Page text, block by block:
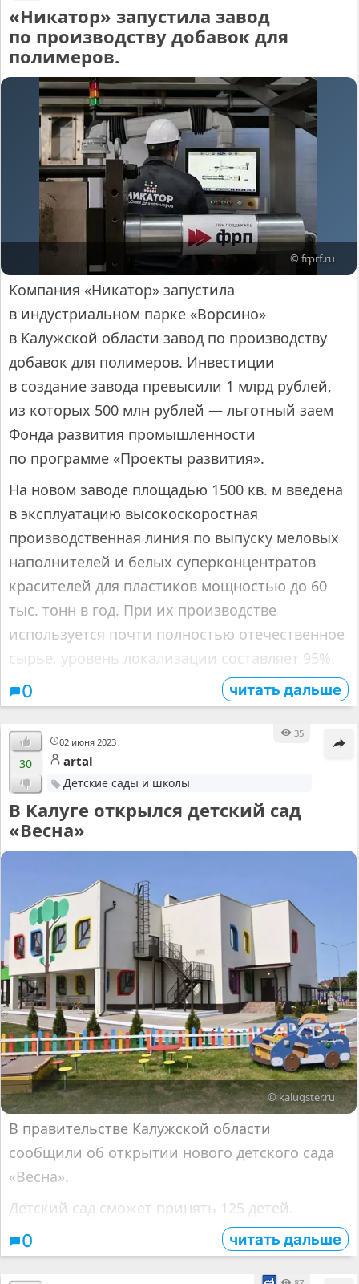
«Никатор» запустила завод
по производству добавок для
полимеров.
© frprf.ru
Компания «Никатор» запустила
в индустриальном парке «Ворсино»
в Калужской области завод по производству
добавок для полимеров. Инвестиции
в создание завода превысили 1 млрд рублей,
из которых 500 млн рублей — льготный заем
Фонда развития промышленности
по программе «Проекты развития».
На новом заводе площадью 1500 кв. м введена
в эксплуатацию высокоскоростная
производственная линия по выпуску меловых
наполнителей и белых суперконцентратов
красителей для пластиков мощностью до 60
тыс. тонн в год. При их производстве
используется почти полностью отечественное
сырье, уровень локализации составляет 95%.
0 читать дальше
02 июня 2023
35
30 artal
Детские сады и школы
В Калуге открылся детский сад
«Весна»
© kalugster.ru
В правительстве Калужской области
сообщили об открытии нового детского сада
«Весна».
Детский сад сможет принять 125 детей.
0 читать дальше